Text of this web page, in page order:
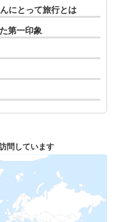
にとって旅行とは
第一印象
問しています